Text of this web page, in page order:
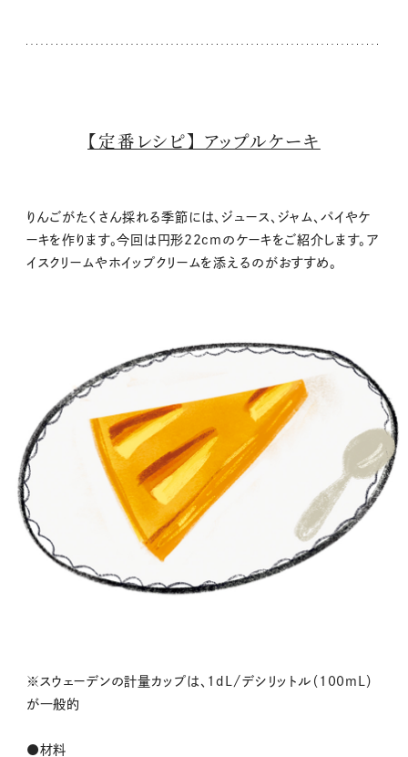
【定番レシピ】 アップルケーキ
りんごがたくさん採れる季節には、ジュース、ジャム、パイやケ
ーキを作ります。今回は円形22cmのケーキをご紹介します。ア
イスクリームやホイップクリームを添えるのがおすすめ。
※スウェーデンの計量カップは、1dL/デシリットル（100mL）
が一般的
●材料